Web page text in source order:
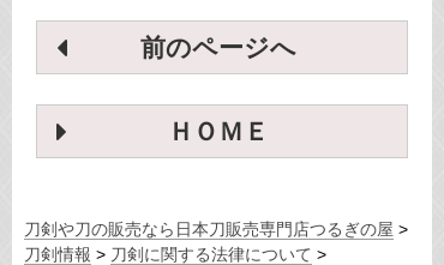
前のページへ
ＨＯＭＥ
刀剣や刀の販売なら日本刀販売専門店つるぎの屋
刀剣情報
刀剣に関する法律について